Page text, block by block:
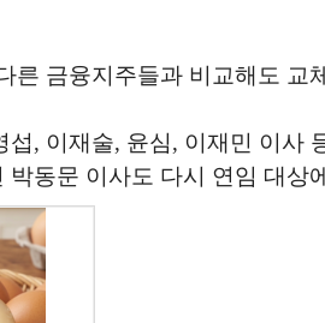
금융지주들과 비교해도 교
, 이재술, 윤심, 이재민 이사
동문 이사도 다시 연임 대상